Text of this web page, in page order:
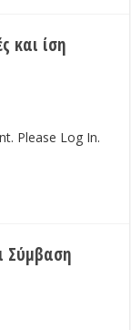
και ίση
Please Log In.
Σύμβαση